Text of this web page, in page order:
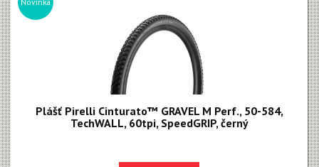
Plášť Pirelli Cinturato™ GRAVEL M Perf., 50-584,
TechWALL, 60tpi, SpeedGRIP, černý